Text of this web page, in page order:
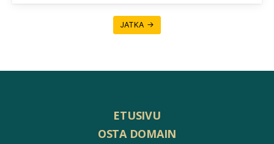
JATKA →
ETUSIVU
OSTA DOMAIN